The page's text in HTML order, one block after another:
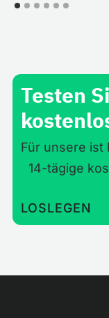
Testen
Für unsere ist
14-tägige
LOSLEGEN